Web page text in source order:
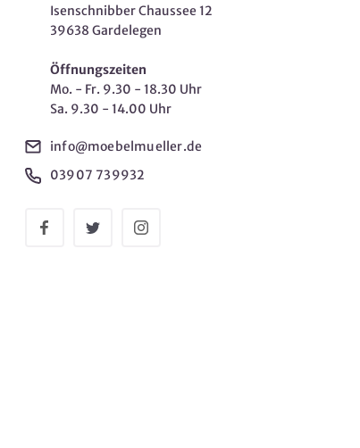
Isenschnibber Chaussee 12
39638 Gardelegen
Öffnungszeiten
Mo. - Fr. 9.30 - 18.30 Uhr
Sa. 9.30 - 14.00 Uhr
info@moebelmueller.de
03907 739932